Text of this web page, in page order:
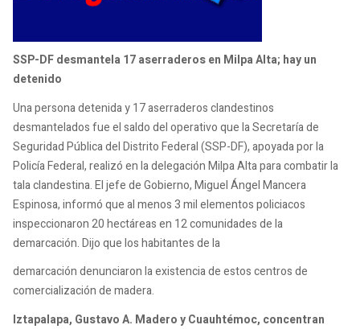
SSP-DF desmantela 17 aserraderos en Milpa Alta; hay un
detenido
Una persona detenida y 17 aserraderos clandestinos
desmantelados fue el saldo del operativo que la Secretaría de
Seguridad Pública del Distrito Federal (SSP-DF), apoyada por la
Policía Federal, realizó en la delegación Milpa Alta para combatir la
tala clandestina. El jefe de Gobierno, Miguel Ángel Mancera
Espinosa, informó que al menos 3 mil elementos policiacos
inspeccionaron 20 hectáreas en 12 comunidades de la
demarcación. Dijo que los habitantes de la
demarcación denunciaron la existencia de estos centros de
comercialización de madera.
Iztapalapa, Gustavo A. Madero y Cuauhtémoc, concentran